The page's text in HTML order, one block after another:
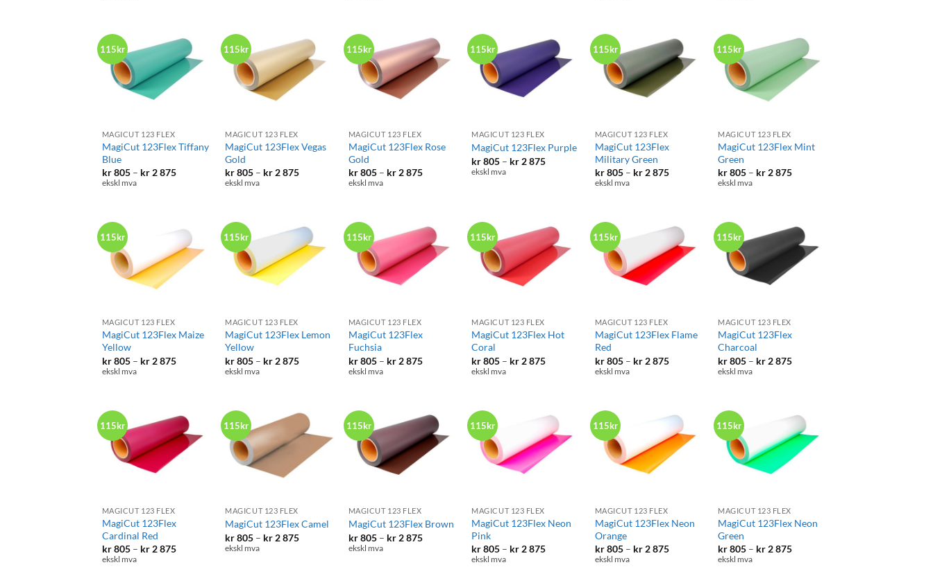
115kr
MAGICUT 123 FLEX
MagiCut 123Flex Tiffany
Blue
kr805 – kr2 875Prisområde:
ekskl mva
115kr
MAGICUT 123 FLEX
MagiCut 123Flex Vegas
Gold
kr805 – kr 2 875Prisområde:
ekskl mva
115kr
MAGICUT 123 FLEX
MagiCut 123Flex Rose
Gold
kr805 – kr2 875Prisområde:
ekskl mva
115kr
MAGICUT 123 FLEX
MagiCut 123Flex Purple
kr805 – kr 2 875Prisområde:
ekskl mva
115kr
MAGICUT 123 FLEX
MagiCut 123Flex
Military Green
kr805 – kr2 875Prisområde:
ekskl mva
115kr
MAGICUT 123 FLEX
MagiCut 123Flex Mint
Green
kr805 – kr 2 875Prisområde:
ekskl mva
115kr
MAGICUT 123 FLEX
MagiCut 123Flex Maize
Yellow
kr805 – kr2 875Prisområde:
ekskl mva
115kr
MAGICUT 123 FLEX
MagiCut 123Flex Lemon
Yellow
kr805 – kr 2 875Prisområde:
ekskl mva
115kr
MAGICUT 123 FLEX
MagiCut 123Flex
Fuchsia
kr805 – kr2 875Prisområde:
ekskl mva
115kr
MAGICUT 123 FLEX
MagiCut 123Flex Hot
Coral
kr805 – kr 2 875Prisområde:
ekskl mva
115kr
MAGICUT 123 FLEX
MagiCut 123Flex Flame
Red
kr805 – kr2 875Prisområde:
ekskl mva
115kr
MAGICUT 123 FLEX
MagiCut 123Flex
Charcoal
kr805 – kr 2 875Prisområde:
ekskl mva
115kr
MAGICUT 123 FLEX
MagiCut 123Flex
Cardinal Red
kr805 – kr2 875Prisområde:
ekskl mva
115kr
MAGICUT 123 FLEX
MagiCut 123Flex Camel
kr805 – kr 2 875Prisområde:
ekskl mva
115kr
MAGICUT 123 FLEX
MagiCut 123Flex Brown
kr805 – kr2 875Prisområde:
ekskl mva
115kr
MAGICUT 123 FLEX
MagiCut 123Flex Neon
Pink
kr805 – kr 2 875Prisområde:
ekskl mva
115kr
MAGICUT 123 FLEX
MagiCut 123Flex Neon
Orange
kr805 – kr2 875Prisområde:
ekskl mva
115kr
MAGICUT 123 FLEX
MagiCut 123Flex Neon
Green
kr805 – kr 2 875Prisområde:
ekskl mva